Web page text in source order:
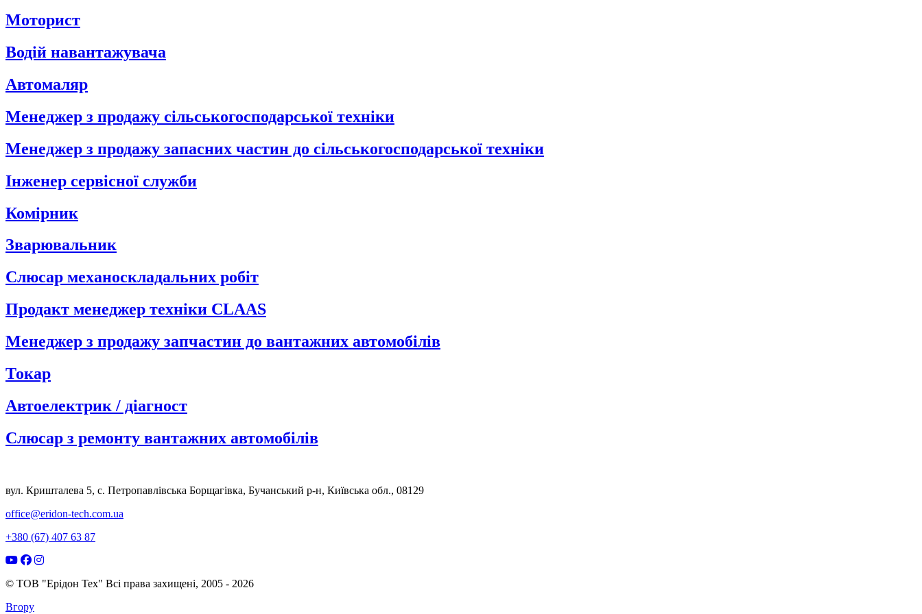
Моторист
Водій навантажувача
Автомаляр
Менеджер з продажу сільськогосподарської техніки
Менеджер з продажу запасних частин до сільськогосподарської техніки
Інженер сервісної служби
Комірник
Зварювальник
Слюсар механоскладальних робіт
Продакт менеджер техніки CLAAS
Менеджер з продажу запчастин до вантажних автомобілів
Токар
Автоелектрик / діагност
Слюсар з ремонту вантажних автомобілів
вул. Кришталева 5, с. Петропавлівська Борщагівка, Бучанський р-н, Київська обл., 08129
office@eridon-tech.com.ua
+380 (67) 407 63 87
© ТОВ "Ерідон Тех" Всі права захищені, 2005 - 2026
Вгору